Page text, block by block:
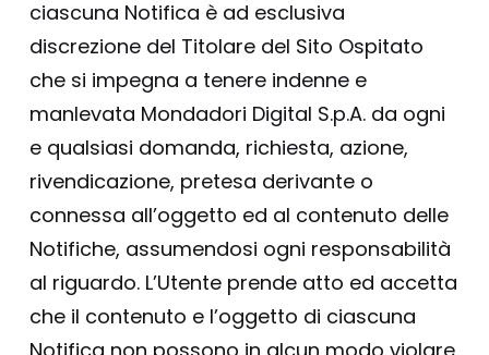
ciascuna Notifica è ad esclusiva
discrezione del Titolare del Sito Ospitato
che si impegna a tenere indenne e
manlevata Mondadori Digital S.p.A. da ogni
e qualsiasi domanda, richiesta, azione,
rivendicazione, pretesa derivante o
connessa all’oggetto ed al contenuto delle
Notifiche, assumendosi ogni responsabilità
al riguardo. L’Utente prende atto ed accetta
che il contenuto e l’oggetto di ciascuna